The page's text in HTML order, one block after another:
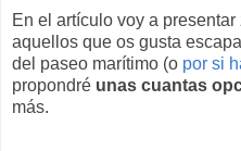
En el artículo voy a
aquellos que os gusta
del paseo marítimo (o por si
propondré unas cuantas
más.